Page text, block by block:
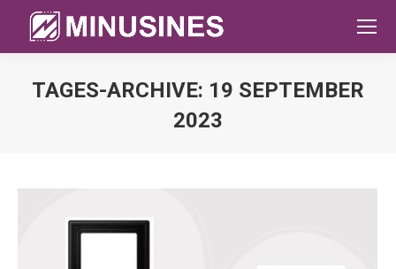
TAGES-ARCHIVE: 19 SEPTEMBER
2023